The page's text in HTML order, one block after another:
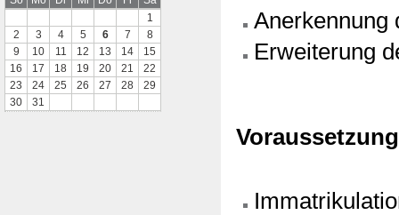
1
2
3 4 5 6 7
8
9
10 11 12 13 14
15
16
17 18 19 20 21
22
23
24 25 26 27 28
29
30
31
Anerkennung
Erweiterung